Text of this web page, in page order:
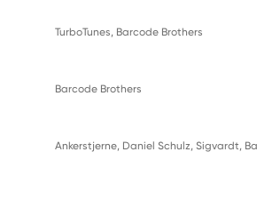
TurboTunes, Barcode Brothers
Barcode Brothers
Ankerstjerne, Daniel Schulz, Sigvardt,